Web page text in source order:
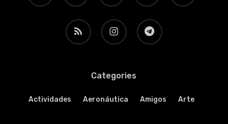
RSS instagram telegram
Categories
Actividades Aeronáutica Amigos Arte